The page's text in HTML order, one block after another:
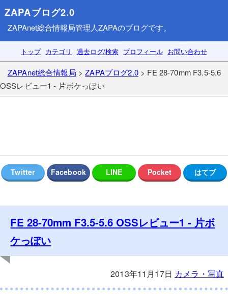
ZAPAブログ2.0
ZAPAnet総合情報局管理人ZAPAのブログです。
トップ カテゴリ 過去ログ/検索 プロフィール お問い合わせ
ZAPAnet総合情報局 >ZAPAブログ2.0> FE 28-70mm F3.5-5.6
OSSレビュー1 - 片ボケっぽい
FE 28-70mm F3.5-5.6 OSSレビュー1 - 片ボ
ケっぽい
2013年11月17日 カメラ・写真